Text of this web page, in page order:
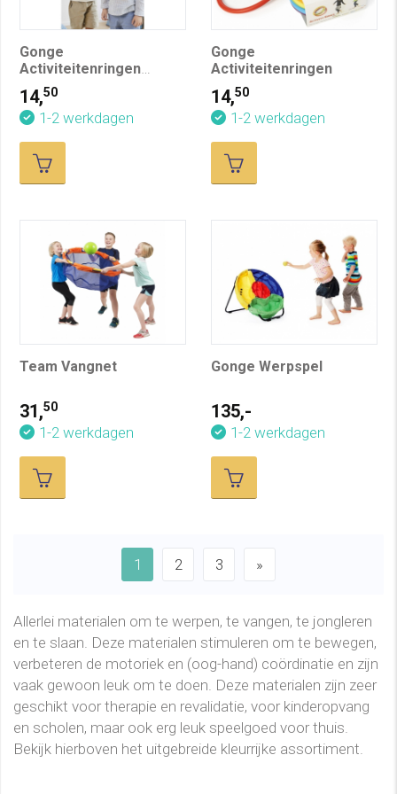
Gonge
Activiteitenringen
Nordic, pastel
14,50
1-2 werkdagen
Gonge
Activiteitenringen
14,50
1-2 werkdagen
Team Vangnet
31,50
1-2 werkdagen
Gonge Werpspel
135,-
1-2 werkdagen
1 2 3 »
Allerlei materialen om te werpen, te vangen, te jongleren
en te slaan. Deze materialen stimuleren om te bewegen,
verbeteren de motoriek en (oog-hand) coördinatie en zijn
vaak gewoon leuk om te doen. Deze materialen zijn zeer
geschikt voor therapie en revalidatie, voor kinderopvang
en scholen, maar ook erg leuk speelgoed voor thuis.
Bekijk hierboven het uitgebreide kleurrijke assortiment.